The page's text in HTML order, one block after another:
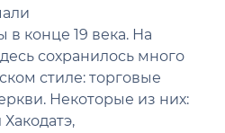
в конце 19 века. На
сохранилось много
стиле: торговые
Некоторые из них: